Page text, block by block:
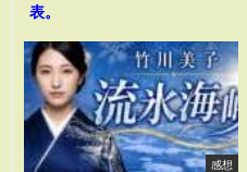
表。
感想